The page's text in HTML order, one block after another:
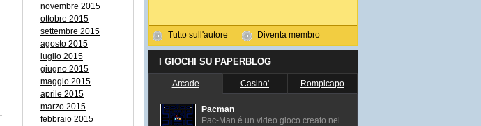
novembre 2015
ottobre 2015
settembre 2015
agosto 2015
luglio 2015
giugno 2015
maggio 2015
aprile 2015
marzo 2015
febbraio 2015
Tutto sull'autore Diventa membro
I GIOCHI SU PAPERBLOG
Arcade Casino' Rompicapo
Pacman
Pac-Man é un video gioco creato nel